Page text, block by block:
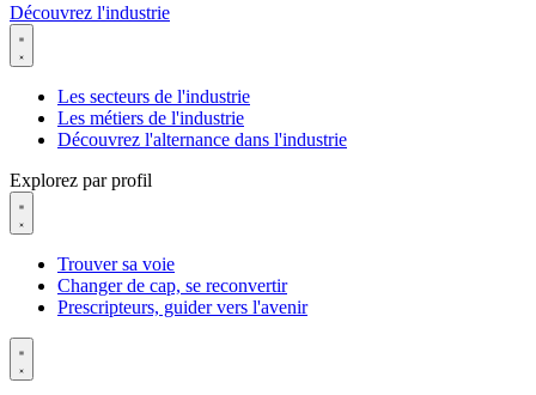
Découvrez l'industrie
Les secteurs de l'industrie
Les métiers de l'industrie
Découvrez l'alternance dans l'industrie
Explorez par profil
Trouver sa voie
Changer de cap, se reconvertir
Prescripteurs, guider vers l'avenir